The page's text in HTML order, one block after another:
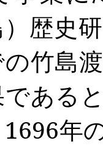
歴史
竹島
ある
年